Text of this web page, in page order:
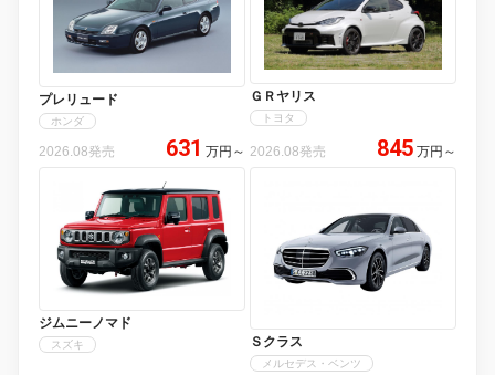
プレリュード
ホンダ
2026.08発売 631 万円 ～
ＧＲヤリス
トヨタ
2026.08発売 845 万円 ～
ジムニーノマド
スズキ Ｓクラス
メルセデス・ベンツ